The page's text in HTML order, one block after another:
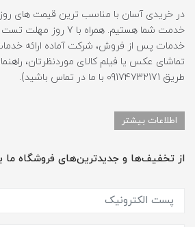
در خریدی آسان با مناسب ترین قیمت های روز
خدمت شما هستیم. همراه با
خدمات پس از فروش، شرکت آماده ارائه
تماشای عکس یا فیلم کالای موردنظرتان،
طریق 09174732171 با ما در تماس باشید).
اطلاعات بیشتر
از تخفیف‌ها و جدیدترین‌های فروشگاه ما